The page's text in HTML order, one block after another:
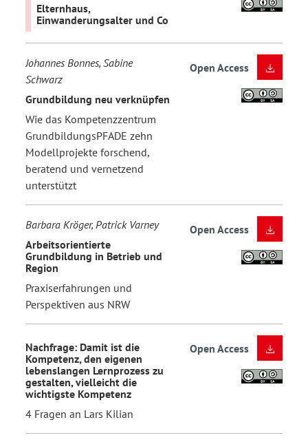
Elternhaus,
Einwanderungsalter und Co
Johannes Bonnes, Sabine
Schwarz
Grundbildung neu verknüpfen
Wie das Kompetenzzentrum
GrundbildungsPFADE zehn
Modellprojekte forschend,
beratend und vernetzend
unterstützt
Open Access
Barbara Kröger, Patrick Varney
Arbeitsorientierte
Grundbildung in Betrieb und
Region
Praxiserfahrungen und
Perspektiven aus NRW
Open Access
Nachfrage: Damit ist die
Kompetenz, den eigenen
lebenslangen Lernprozess zu
gestalten, vielleicht die
wichtigste Kompetenz
4 Fragen an Lars Kilian
Open Access